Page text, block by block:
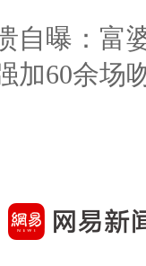
自曝：富
加60余场